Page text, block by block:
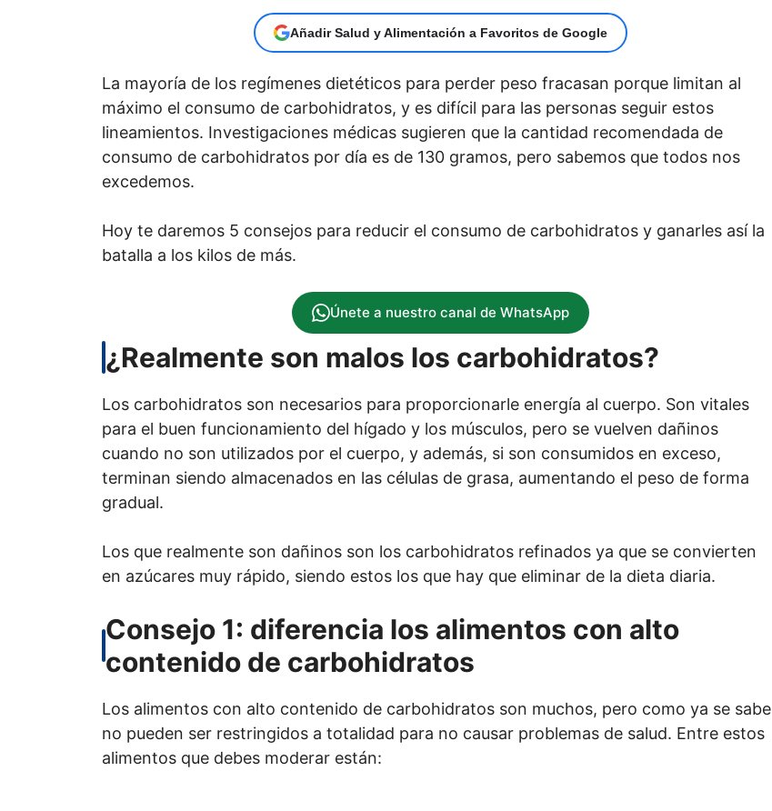
Añadir Salud y Alimentación a Favoritos de Google
La mayoría de los regímenes dietéticos para perder peso fracasan porque limitan al
máximo el consumo de carbohidratos, y es difícil para las personas seguir estos
lineamientos. Investigaciones médicas sugieren que la cantidad recomendada de
consumo de carbohidratos por día es de 130 gramos, pero sabemos que todos nos
excedemos.
Hoy te daremos 5 consejos para reducir el consumo de carbohidratos y ganarles así la
batalla a los kilos de más.
Únete a nuestro canal de WhatsApp
¿Realmente son malos los carbohidratos?
Los carbohidratos son necesarios para proporcionarle energía al cuerpo. Son vitales
para el buen funcionamiento del hígado y los músculos, pero se vuelven dañinos
cuando no son utilizados por el cuerpo, y además, si son consumidos en exceso,
terminan siendo almacenados en las células de grasa, aumentando el peso de forma
gradual.
Los que realmente son dañinos son los carbohidratos refinados ya que se convierten
en azúcares muy rápido, siendo estos los que hay que eliminar de la dieta diaria.
Consejo 1: diferencia los alimentos con alto
contenido de carbohidratos
Los alimentos con alto contenido de carbohidratos son muchos, pero como ya se sabe
no pueden ser restringidos a totalidad para no causar problemas de salud. Entre estos
alimentos que debes moderar están: